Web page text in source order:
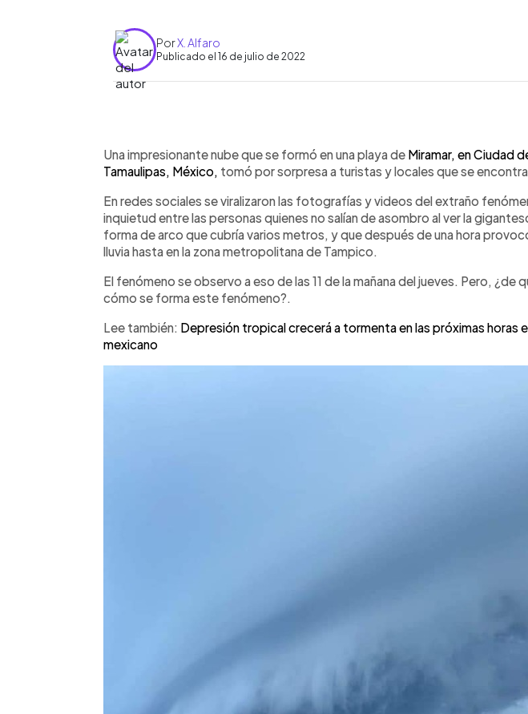
PorX. Alfaro
Publicado el 16 de julio de 2022
► Escuchar artículo
Una impresionante nube que se formó en una playa de Miramar, en Ciudad
Tamaulipas, México, tomó por sorpresa a turistas y locales que se
En redes sociales se viralizaron las fotografías y videos del extraño
inquietud entre las personas quienes no salían de asombro al ver la
forma de arco que cubría varios metros, y que después de una hora
lluvia hasta en la zona metropolitana de Tampico.
El fenómeno se observo a eso de las 11 de la mañana del jueves. Pero, ¿de
cómo se forma este fenómeno?.
Lee también: Depresión tropical crecerá a tormenta en las próximas horas
mexicano